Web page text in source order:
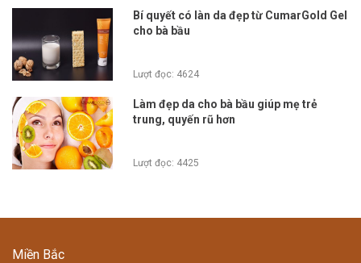
Bí quyết có làn da đẹp từ CumarGold Gel
cho bà bầu
Lượt đọc: 4624
Làm đẹp da cho bà bầu giúp mẹ trẻ
trung, quyến rũ hơn
Lượt đọc: 4425
Miền Bắc